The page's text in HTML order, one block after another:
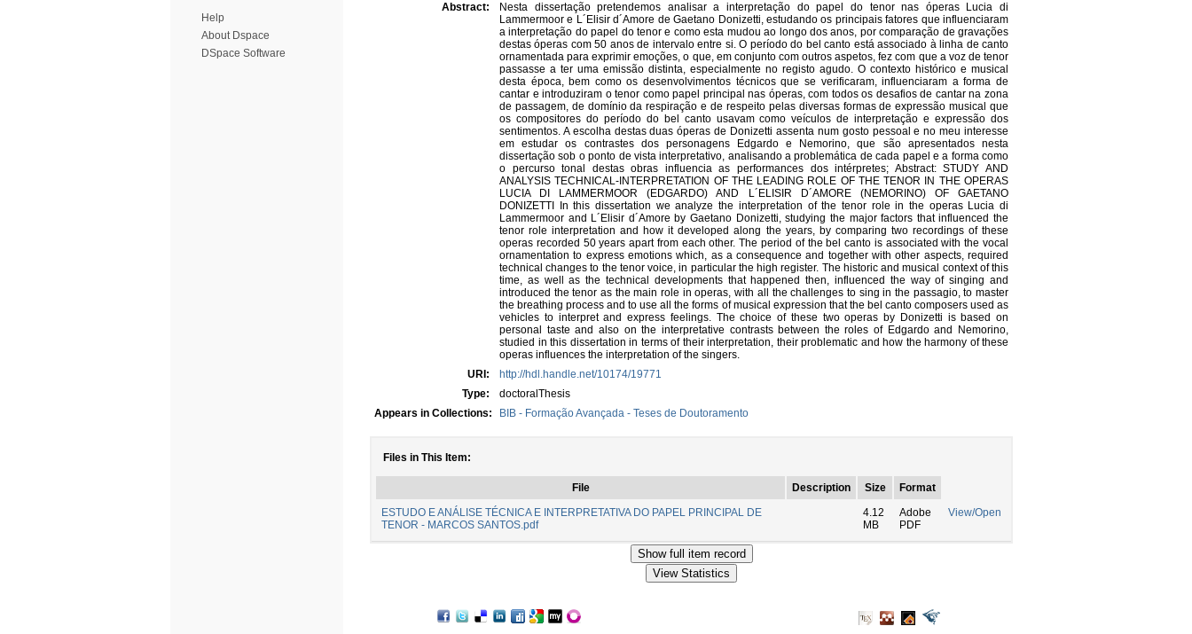
Help
About Dspace
DSpace Software
Abstract:
Nesta dissertação pretendemos analisar a interpretação do papel do tenor nas óperas Lucia di
Lammermoor e L´Elisir d´Amore de Gaetano Donizetti, estudando os principais fatores que influenciaram
a interpretação do papel do tenor e como esta mudou ao longo dos anos, por comparação de gravações
destas óperas com 50 anos de intervalo entre si. O período do bel canto está associado à linha de canto
ornamentada para exprimir emoções, o que, em conjunto com outros aspetos, fez com que a voz de tenor
passasse a ter uma emissão distinta, especialmente no registo agudo. O contexto histórico e musical
desta época, bem como os desenvolvimentos técnicos que se verificaram, influenciaram a forma de
cantar e introduziram o tenor como papel principal nas óperas, com todos os desafios de cantar na zona
de passagem, de domínio da respiração e de respeito pelas diversas formas de expressão musical que
os compositores do período do bel canto usavam como veículos de interpretação e expressão dos
sentimentos. A escolha destas duas óperas de Donizetti assenta num gosto pessoal e no meu interesse
em estudar os contrastes dos personagens Edgardo e Nemorino, que são apresentados nesta
dissertação sob o ponto de vista interpretativo, analisando a problemática de cada papel e a forma como
o percurso tonal destas obras influencia as performances dos intérpretes; Abstract: STUDY AND
ANALYSIS TECHNICAL-INTERPRETATION OF THE LEADING ROLE OF THE TENOR IN THE OPERAS
LUCIA DI LAMMERMOOR (EDGARDO) AND L´ELISIR D´AMORE (NEMORINO) OF GAETANO
DONIZETTI In this dissertation we analyze the interpretation of the tenor role in the operas Lucia di
Lammermoor and L´Elisir d´Amore by Gaetano Donizetti, studying the major factors that influenced the
tenor role interpretation and how it developed along the years, by comparing two recordings of these
operas recorded 50 years apart from each other. The period of the bel canto is associated with the vocal
ornamentation to express emotions which, as a consequence and together with other aspects, required
technical changes to the tenor voice, in particular the high register. The historic and musical context of this
time, as well as the technical developments that happened then, influenced the way of singing and
introduced the tenor as the main role in operas, with all the challenges to sing in the passagio, to master
the breathing process and to use all the forms of musical expression that the bel canto composers used as
vehicles to interpret and express feelings. The choice of these two operas by Donizetti is based on
personal taste and also on the interpretative contrasts between the roles of Edgardo and Nemorino,
studied in this dissertation in terms of their interpretation, their problematic and how the harmony of these
operas influences the interpretation of the singers.
URI:
http://hdl.handle.net/10174/19771
Type:
doctoralThesis
Appears in Collections:
BIB - Formação Avançada - Teses de Doutoramento
Files in This Item:
File Description Size
Format
ESTUDO E ANÁLISE TÉCNICA E INTERPRETATIVA DO PAPEL PRINCIPAL DE
TENOR - MARCOS SANTOS.pdf
4.12
MB
Adobe
PDF
View/Open